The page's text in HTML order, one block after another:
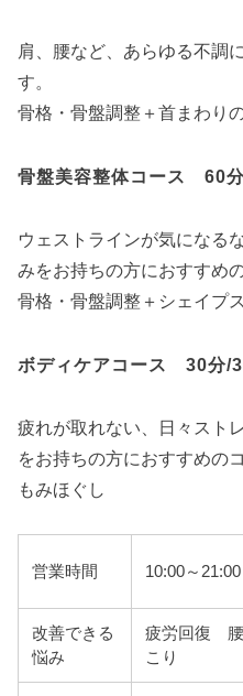
肩、腰など、あらゆる不調
す。
骨格・骨盤調整＋首まわり
骨盤美容整体コース 60
ウェストラインが気になる
みをお持ちの方におすすめ
骨格・骨盤調整＋シェイプ
ボディケアコース 30分/
疲れが取れない、日々スト
をお持ちの方におすすめの
もみほぐし
営業時間 10:00～21:00
改善できる
悩み
疲労回復
こり